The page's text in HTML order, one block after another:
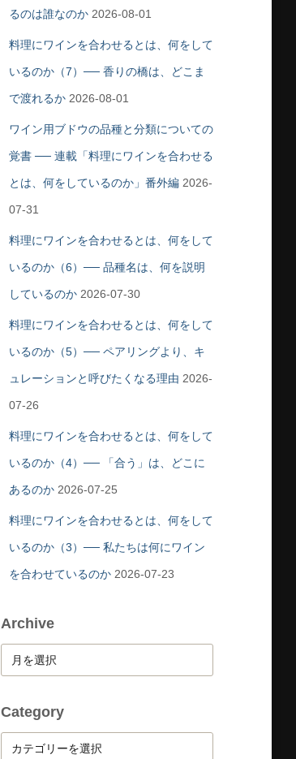
るのは誰なのか 2026-08-01
料理にワインを合わせるとは、何をして
いるのか（7）── 香りの橋は、どこま
で渡れるか 2026-08-01
ワイン用ブドウの品種と分類についての
覚書 ── 連載「料理にワインを合わせる
とは、何をしているのか」番外編 2026-
07-31
料理にワインを合わせるとは、何をして
いるのか（6）── 品種名は、何を説明
しているのか 2026-07-30
料理にワインを合わせるとは、何をして
いるのか（5）── ペアリングより、キ
ュレーションと呼びたくなる理由 2026-
07-26
料理にワインを合わせるとは、何をして
いるのか（4）── 「合う」は、どこに
あるのか 2026-07-25
料理にワインを合わせるとは、何をして
いるのか（3）── 私たちは何にワイン
を合わせているのか 2026-07-23
Archive
h
Category